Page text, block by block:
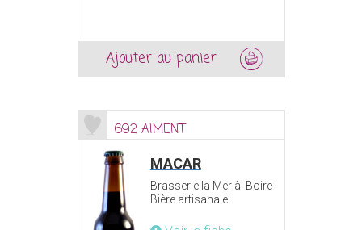
Ajouter au panier
692 AIMENT
MACAR
Brasserie la Mer à Boire
Bière artisanale